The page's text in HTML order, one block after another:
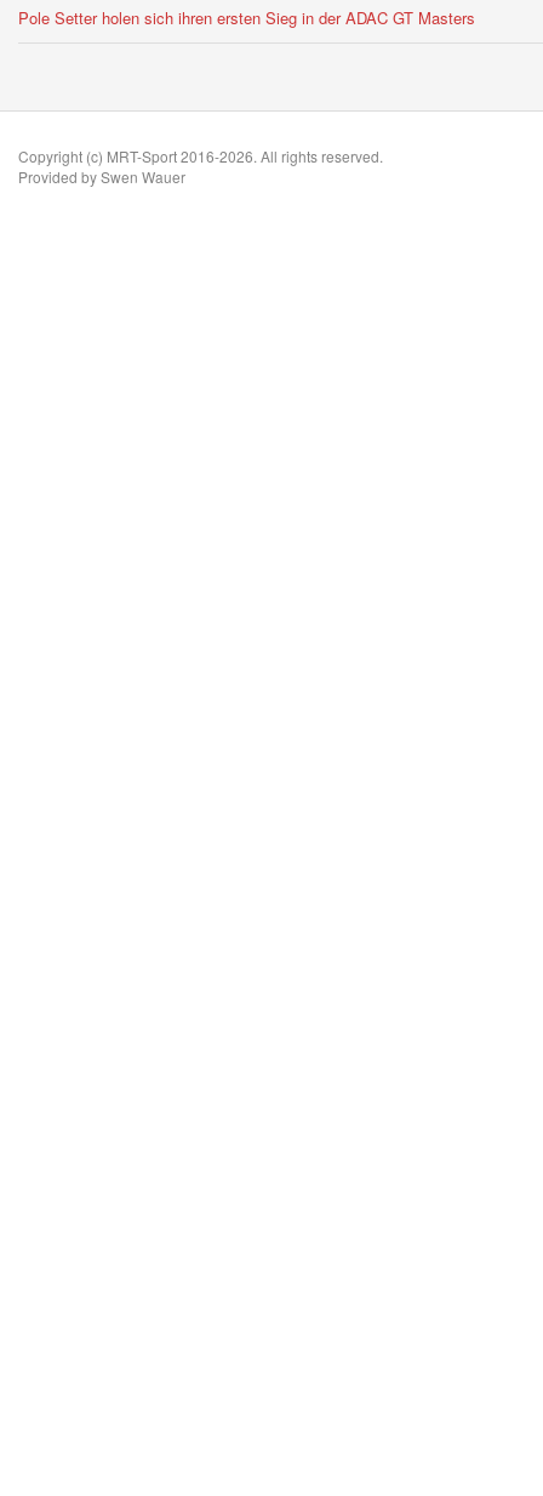
Pole Setter holen sich ihren ersten Sieg in der ADAC GT Masters
Copyright (c) MRT-Sport 2016-2026. All rights reserved.
Provided by Swen Wauer